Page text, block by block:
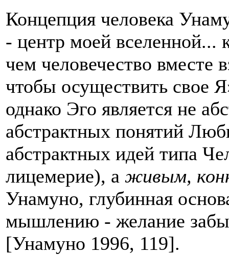
Концепция человека
- центр моей вселенной...
чем человечество вместе
чтобы осуществить свое
однако Эго является не
абстрактных понятий
абстрактных идей типа
лицемерие), а живым,
Унамуно, глубинная
мышлению - желание
[Унамуно 1996, 119].